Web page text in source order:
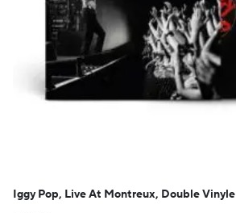
Iggy Pop, Live At Montreux, Double Vinyle